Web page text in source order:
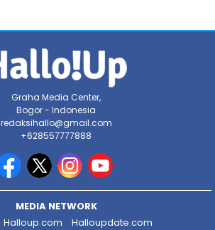
Graha Media Center,
Bogor - Indonesia
redaksihallo@gmail.com
+628557777888
MEDIA NETWORK
Halloup.com
Halloupdate.com